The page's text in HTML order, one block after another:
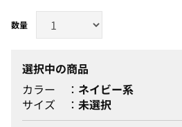
選択中の商品
カラー
ネイビー系
サイズ
未選択